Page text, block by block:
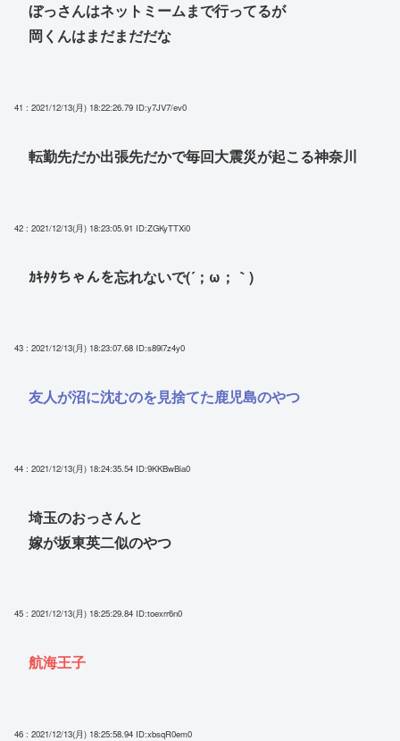
ぼっさんはネットミームまで行ってるが
岡くんはまだまだだな
41 : 2021/12/13(月) 18:22:26.79 ID:y7JV7/ev0
転勤先だか出張先だかで毎回大震災が起こる神奈川
42 : 2021/12/13(月) 18:23:05.91 ID:ZGKyTTXi0
ｶｷﾀﾀちゃんを忘れないで(´；ω；｀)
43 : 2021/12/13(月) 18:23:07.68 ID:s89l7z4y0
友人が沼に沈むのを見捨てた鹿児島のやつ
44 : 2021/12/13(月) 18:24:35.54 ID:9KKBwBia0
埼玉のおっさんと
嫁が坂東英二似のやつ
45 : 2021/12/13(月) 18:25:29.84 ID:toexrr6n0
航海王子
46 : 2021/12/13(月) 18:25:58.94 ID:xbsqR0em0